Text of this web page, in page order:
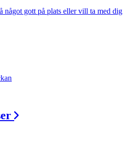
något gott på plats eller vill ta med dig